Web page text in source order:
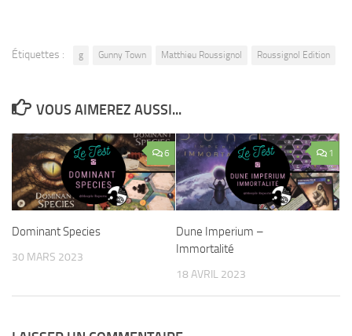
Étiquettes : g Gunny Town Matthieu Roussignol Roussignol Edition
VOUS AIMEREZ AUSSI...
6
Dominant Species
30 MARS 2023
1
Dune Imperium –
Immortalité
18 AVRIL 2023